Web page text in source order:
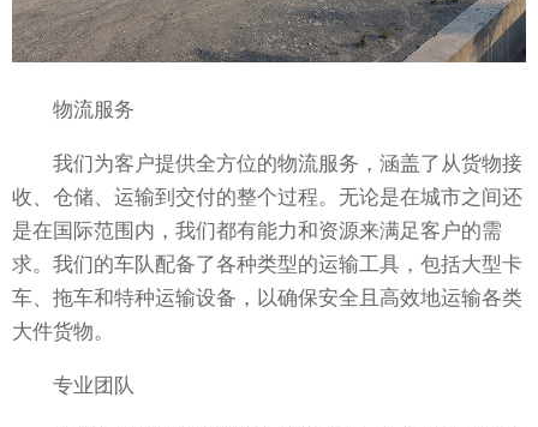
物流服务
我们为客户提供全方位的物流服务，涵盖了从货物接
收、仓储、运输到交付的整个过程。无论是在城市之间还
是在国际范围内，我们都有能力和资源来满足客户的需
求。我们的车队配备了各种类型的运输工具，包括大型卡
车、拖车和特种运输设备，以确保安全且高效地运输各类
大件货物。
专业团队